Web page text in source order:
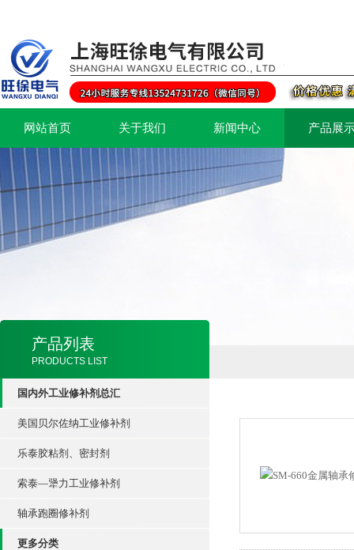
网站首页 关于我们 新闻中心 产品展
产品列表
PRODUCTS LIST
国内外工业修补剂总汇
美国贝尔佐纳工业修补剂
乐泰胶粘剂、密封剂
索泰—犟力工业修补剂
轴承跑圈修补剂
更多分类